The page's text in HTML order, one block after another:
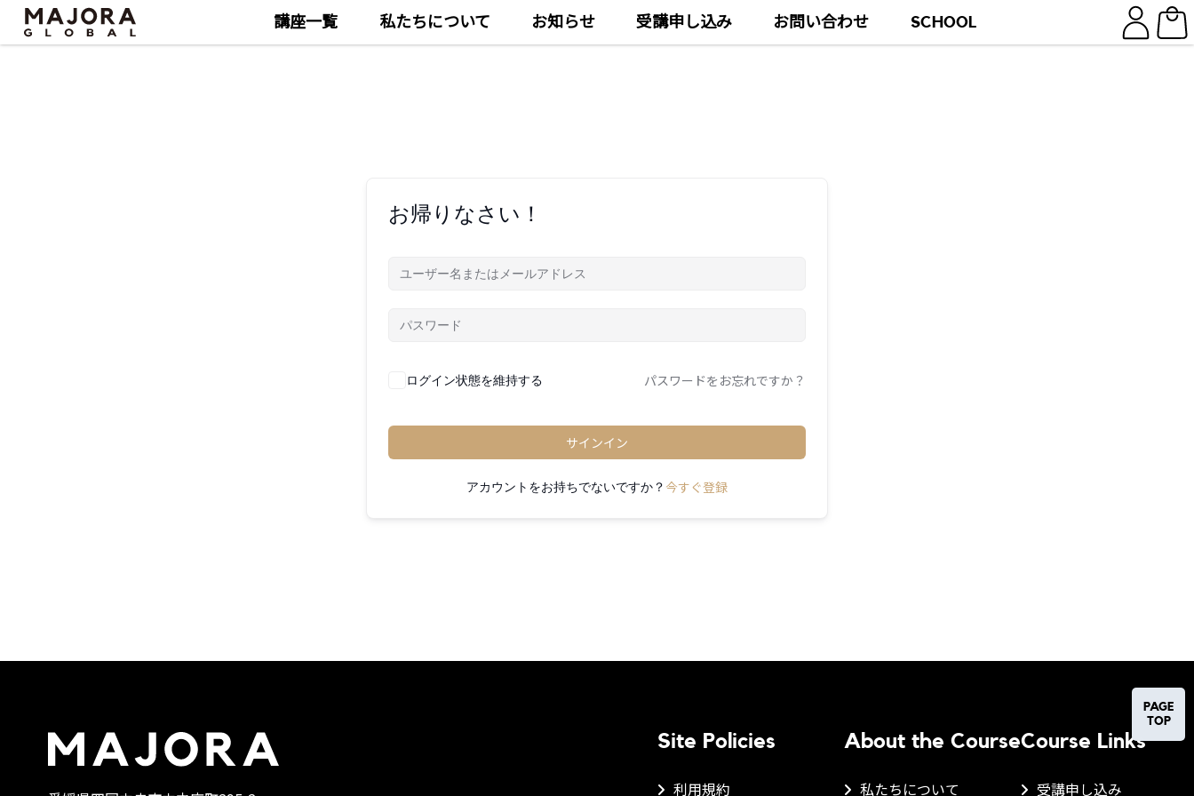
Skip
Skip
講座一覧 私たちについて お知らせ 受講申し込み お問い合わせ SCHOOL
お帰りなさい！
ログイン状態を維持する パスワードをお忘れですか？
サインイン
アカウントをお持ちでないですか？ 今すぐ登録
Site Policies
利用規約
About the Course
私たちについて
Course Links
受講申し込み
PAGE
TOP